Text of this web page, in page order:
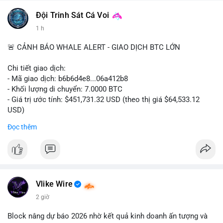
#binancesquare #cryptonews #digitalassetmarketclarityact
#regulation
$btc $eth
#vlikevn #titanbot
📰 Nguồn: CoinDesk
Đội Trinh Sát Cá Voi
1 h
🚨 CẢNH BÁO WHALE ALERT - GIAO DỊCH BTC LỚN
Chi tiết giao dịch:
- Mã giao dịch: b6b6d4e8...06a412b8
- Khối lượng di chuyển: 7.0000 BTC
- Giá trị ước tính: $451,731.32 USD (theo thị giá $64,533.12
USD)
Cá voi chuyển 7 BTC trị giá hơn 451 nghìn USD từ một địa chỉ
tiếp lên thị trường. Với mức giá hiện tại, động thái này thiên về
khả năng tái phân bổ danh mục đầu tư hoặc chuẩn bị thanh
hưởng nhẹ, nhưng không đủ để gây biến động mạnh.
Đọc thêm
Vlike Wire
2 giờ
Block nâng dự báo 2026 nhờ kết quả kinh doanh ấn tượng và